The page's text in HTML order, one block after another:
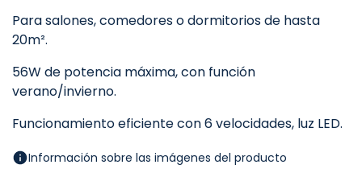
Para salones, comedores o dormitorios de hasta
20m².
56W de potencia máxima, con función
verano/invierno.
Funcionamiento eficiente con 6 velocidades, luz LED.
Información sobre las imágenes del producto